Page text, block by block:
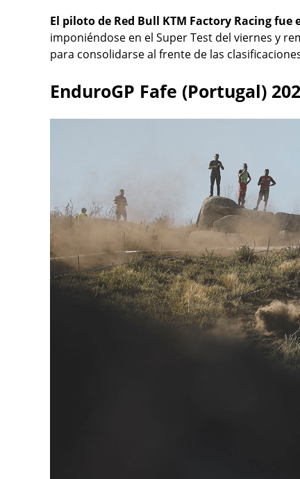
El piloto de Red Bull KTM Factory Racing
imponiéndose en el Super Test del viernes y
para consolidarse al frente de las
EnduroGP Fafe (Portugal)